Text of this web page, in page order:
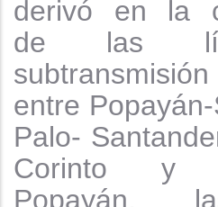
derivó en la
de las
entre
Palo-
Corinto y
Popayán,